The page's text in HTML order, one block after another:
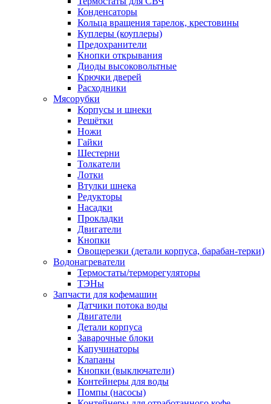
Конденсаторы
Кольца вращения тарелок, крестовины
Куплеры (коуплеры)
Предохранители
Кнопки открывания
Диоды высоковольтные
Крючки дверей
Расходники
Мясорубки
Корпусы и шнеки
Решётки
Ножи
Гайки
Шестерни
Толкатели
Лотки
Втулки шнека
Редукторы
Насадки
Прокладки
Двигатели
Кнопки
Овощерезки (детали корпуса, барабан-терки)
Водонагреватели
Термостаты/терморегуляторы
ТЭНы
Запчасти для кофемашин
Датчики потока воды
Двигатели
Детали корпуса
Заварочные блоки
Капучинаторы
Клапаны
Кнопки (выключатели)
Контейнеры для воды
Помпы (насосы)